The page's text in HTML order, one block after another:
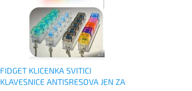
FIDGET KLICENKA SVITICI
KLAVESNICE ANTISRESOVA JEN ZA